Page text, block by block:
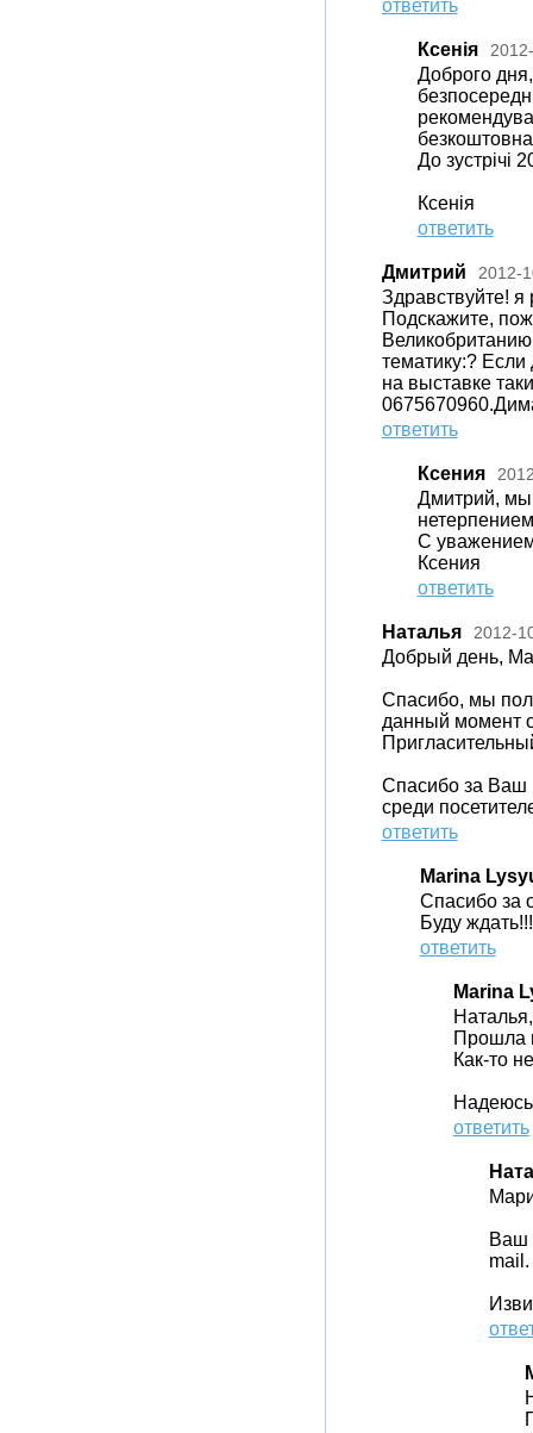
ответить
Ксенія
Доброго
До зустрічі
Ксенія
ответить
Дмитрий 2012-
Здравствуйте!
Подскажите,
тематику:? Если
на выставке
ответить
Ксения
Дмитрий, мы
С
Ксения
ответить
Наталья 2012-
Добрый день,
Спасибо, мы
данный момент
Спасибо за Ваш
среди
ответить
Marina
Спасибо за
Буду
ответить
Marina
Прошла
Как-то
ответить
Ваш
mail.